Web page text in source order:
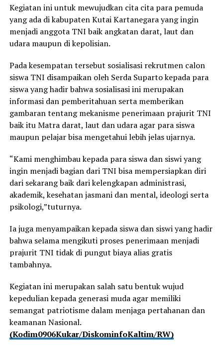
Kegiatan ini untuk mewujudkan cita cita para pemuda
yang ada di kabupaten Kutai Kartanegara yang ingin
menjadi anggota TNI baik angkatan darat, laut dan
udara maupun di kepolisian.
Pada kesempatan tersebut sosialisasi rekrutmen calon
siswa TNI disampaikan oleh Serda Suparto kepada para
siswa yang hadir bahwa sosialisasi ini merupakan
informasi dan pemberitahuan serta memberikan
gambaran tentang mekanisme penerimaan prajurit TNI
baik itu Matra darat, laut dan udara agar para siswa
maupun pelajar bisa mengetahui lebih jelas ujarnya.
“Kami menghimbau kepada para siswa dan siswi yang
ingin menjadi bagian dari TNI bisa mempersiapkan diri
dari sekarang baik dari kelengkapan administrasi,
akademik, kesehatan jasmani dan mental, ideologi serta
psikologi,”tuturnya.
Ia juga menyampaikan kepada siswa dan siswi yang hadir
bahwa selama mengikuti proses penerimaan menjadi
prajurit TNI tidak di pungut biaya alias gratis
tambahnya.
Kegiatan ini merupakan salah satu bentuk wujud
kepedulian kepada generasi muda agar memiliki
semangat patriotisme dalam menjaga pertahanan dan
keamanan Nasional.
(Kodim0906Kukar/DiskominfoKaltim/RW)